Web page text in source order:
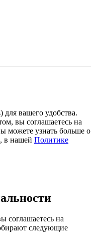
вашего удобства.
вы соглашаетесь на
можете узнать больше о
в нашей Политике
соглашаетесь на
следующие